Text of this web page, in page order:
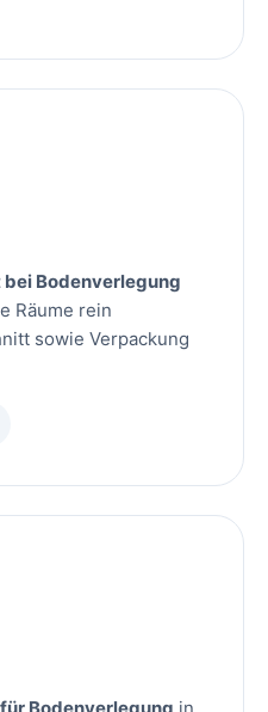
Bodenverlegung
Räume rein
sowie Verpackung